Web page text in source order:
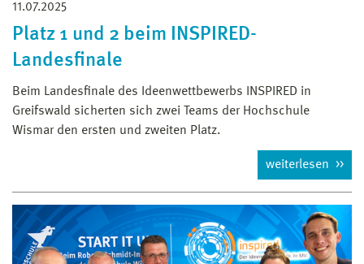
11.07.2025
Platz 1 und 2 beim INSPIRED-
Landesfinale
Beim Landesfinale des Ideenwettbewerbs INSPIRED in
Greifswald sicherten sich zwei Teams der Hochschule
Wismar den ersten und zweiten Platz.
weiterlesen